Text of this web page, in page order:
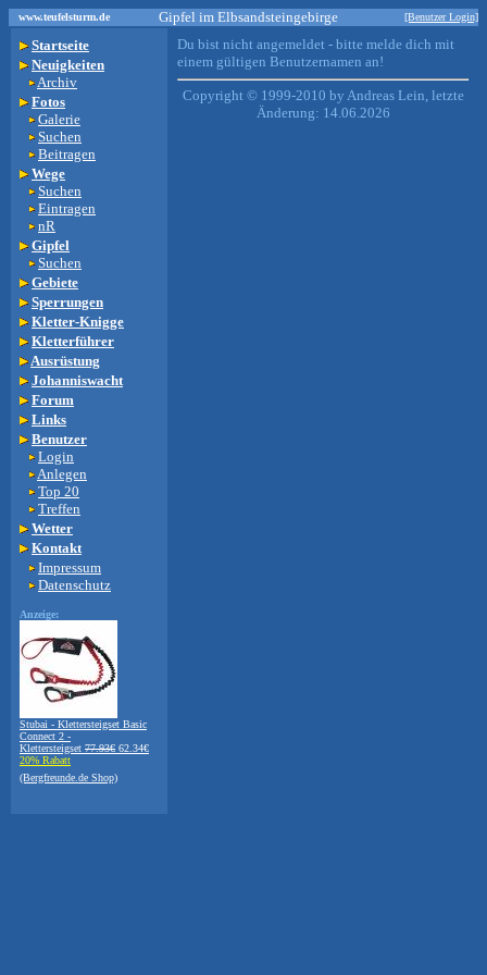
www.teufelsturm.de Gipfel im Elbsandsteingebirge [Benutzer Login]
Startseite
Neuigkeiten
Archiv
Fotos
Galerie
Suchen
Beitragen
Wege
Suchen
Eintragen
nR
Gipfel
Suchen
Gebiete
Sperrungen
Kletter-Knigge
Kletterführer
Ausrüstung
Johanniswacht
Forum
Links
Benutzer
Login
Anlegen
Top 20
Treffen
Wetter
Kontakt
Impressum
Datenschutz
Anzeige:
Stubai - Klettersteigset Basic
Connect 2 -
Klettersteigset 77.93€ 62.34€
20% Rabatt
(Bergfreunde.de Shop)
Du bist nicht angemeldet - bitte melde dich mit
einem gültigen Benutzernamen an!
Copyright © 1999-2010 by Andreas Lein, letzte
Änderung: 14.06.2026